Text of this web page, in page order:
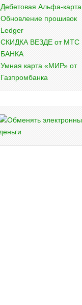
Дебетовая Альфа-карта
Обновление прошивок
Ledger
СКИДКА ВЕЗДЕ от МТС
БАНКА
Умная карта «МИР» от
Газпромбанка